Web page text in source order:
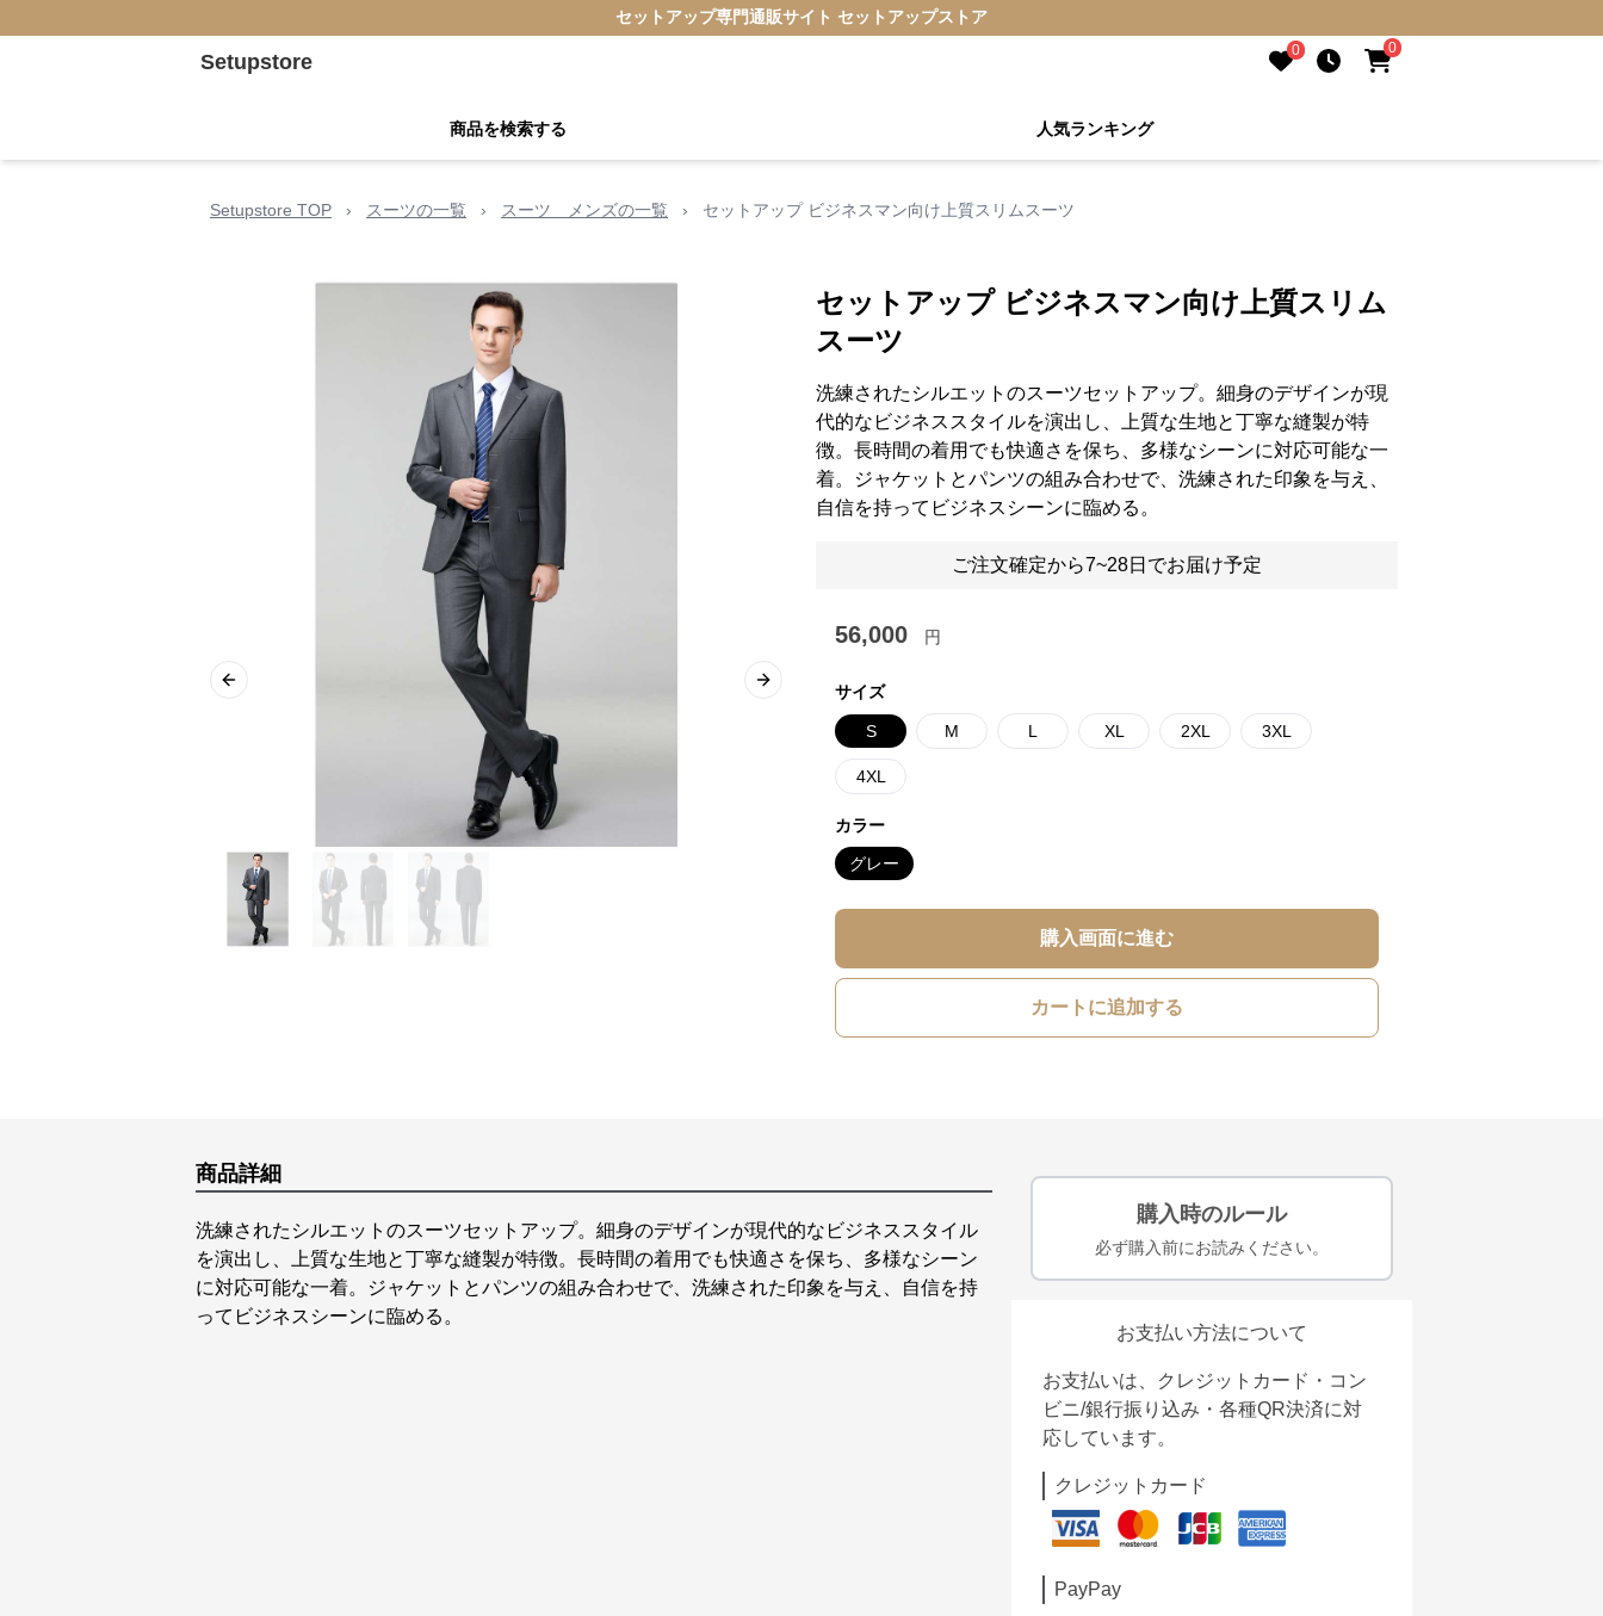
セットアップ専門通販サイト セットアップストア
Setupstore 0 0
商品を検索する 人気ランキング
Setupstore TOP › スーツの一覧 › スーツ メンズの一覧 › セットアップ ビジネスマン向け上質スリムスーツ
Previous slide Next slide
セットアップ ビジネスマン向け上質スリム
スーツ
洗練されたシルエットのスーツセットアップ。細身のデザインが現
代的なビジネススタイルを演出し、上質な生地と丁寧な縫製が特
徴。長時間の着用でも快適さを保ち、多様なシーンに対応可能な一
着。ジャケットとパンツの組み合わせで、洗練された印象を与え、
自信を持ってビジネスシーンに臨める。
ご注文確定から7~28日でお届け予定
56,000 円
サイズ
S M L XL 2XL 3XL
4XL
カラー
グレー
購入画面に進む
カートに追加する
商品詳細
洗練されたシルエットのスーツセットアップ。細身のデザインが現代的なビジネススタイル
を演出し、上質な生地と丁寧な縫製が特徴。長時間の着用でも快適さを保ち、多様なシーン
に対応可能な一着。ジャケットとパンツの組み合わせで、洗練された印象を与え、自信を持
ってビジネスシーンに臨める。
購入時のルール
必ず購入前にお読みください。
お支払い方法について
お支払いは、クレジットカード・コン
ビニ/銀行振り込み・各種QR決済に対
応しています。
クレジットカード
PayPay